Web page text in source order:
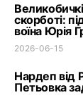
скорботі:
воїна Юрія
2026-06-15
Нардеп від
Петьовка